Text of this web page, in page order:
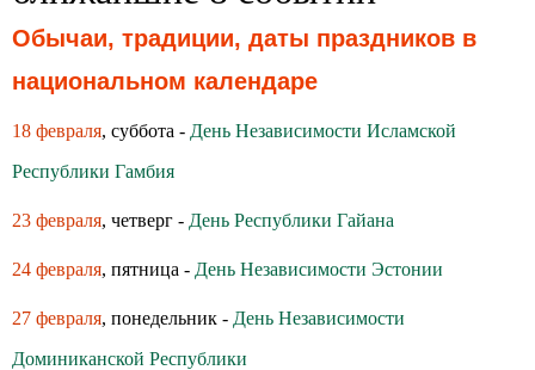
Обычаи, традиции, даты праздников в
национальном календаре
18 февраля, суббота - День Независимости Исламской
Республики Гамбия
23 февраля, четверг - День Республики Гайана
24 февраля, пятница - День Независимости Эстонии
27 февраля, понедельник - День Независимости
Доминиканской Республики